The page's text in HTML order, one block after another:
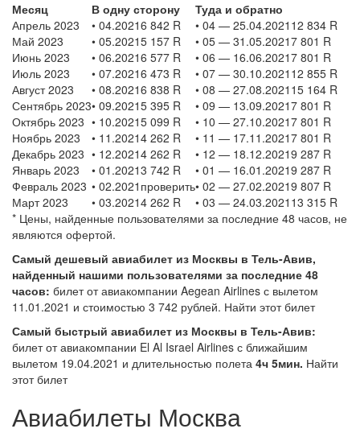
Месяц В одну сторону
Туда и обратно
Апрель 2023
• 04.20216 842 R
• 04 — 25.04.202112 834 R
Май 2023
• 05.20215 157 R
• 05 — 31.05.20217 801 R
Июнь 2023
• 06.20216 577 R
• 06 — 16.06.20217 801 R
Июль 2023
• 07.20216 473 R
• 07 — 30.10.202112 855 R
Август 2023
• 08.20216 838 R
• 08 — 27.08.202115 164 R
Сентябрь 2023• 09.20215 395 R
• 09 — 13.09.20217 801 R
Октябрь 2023 • 10.20215 099 R
• 10 — 27.10.20217 801 R
Ноябрь 2023
• 11.20214 262 R
• 11 — 17.11.20217 801 R
Декабрь 2023 • 12.20214 262 R
• 12 — 18.12.20219 287 R
Январь 2023
• 01.20213 742 R
• 01 — 16.01.20219 287 R
Февраль 2023 • 02.2021проверить• 02 — 27.02.20219 807 R
Март 2023
• 03.20214 262 R
• 03 — 24.03.202113 315 R
* Цены, найденные пользователями за последние 48 часов, не
являются офертой.
Самый дешевый авиабилет из Москвы в Тель-Авив,
найденный нашими пользователями за последние 48
часов: билет от авиакомпании Aegean Airlines с вылетом
11.01.2021 и стоимостью 3 742 рублей. Найти этот билет
Самый быстрый авиабилет из Москвы в Тель-Авив:
билет от авиакомпании El Al Israel Airlines с ближайшим
вылетом 19.04.2021 и длительностью полета 4ч 5мин. Найти
этот билет
Авиабилеты Москва